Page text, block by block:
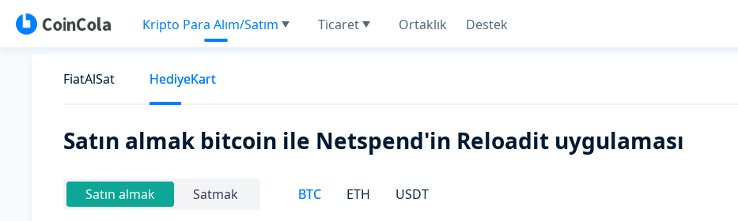
Kripto Para Alım/Satım Ticaret Ortaklık Destek
FiatAlSat HediyeKart
Satın almak bitcoin ile Netspend'in Reloadit uygulaması
Satın almak Satmak BTC ETH USDT